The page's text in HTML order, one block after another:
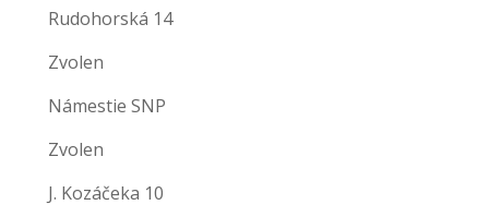
Rudohorská 14
Zvolen
Námestie SNP
Zvolen
J. Kozáčeka 10